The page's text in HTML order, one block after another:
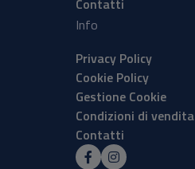
Info
Privacy Policy
Cookie Policy
Gestione Cookie
Condizioni di vendita
Contatti